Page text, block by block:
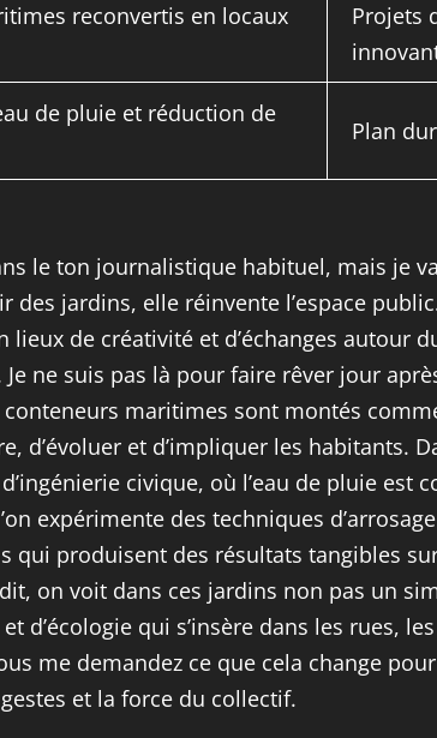
reconvertis en locaux
Projets
de pluie et réduction de
Plan
le ton journalistique habituel, mais je
des jardins, elle réinvente l’espace
de créativité et d’échanges autour
Je ne suis pas là pour faire rêver jour
maritimes sont montés
d’évoluer et d’impliquer les habitants.
civique, où l’eau de pluie est
expérimente des techniques
qui produisent des résultats tangibles
on voit dans ces jardins non pas un
d’écologie qui s’insère dans les rues,
me demandez ce que cela change
et la force du collectif.